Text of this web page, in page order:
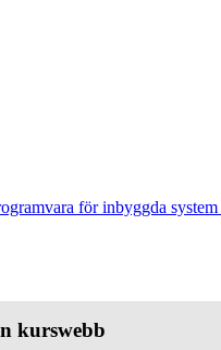
för inbyggda
kurswebb